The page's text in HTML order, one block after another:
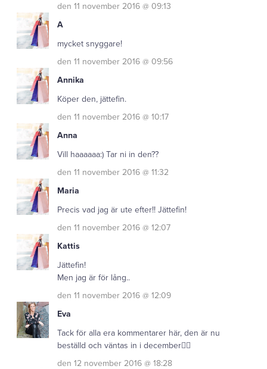
den 11 november 2016 @ 09:13
A
mycket snyggare!
den 11 november 2016 @ 09:56
Annika
Köper den, jättefin.
den 11 november 2016 @ 10:17
Anna
Vill haaaaaa:) Tar ni in den??
den 11 november 2016 @ 11:32
Maria
Precis vad jag är ute efter!! Jättefin!
den 11 november 2016 @ 12:07
Kattis
Jättefin!
Men jag är för lång..
den 11 november 2016 @ 12:09
Eva
Tack för alla era kommentarer här, den är nu
beställd och väntas in i december👍🏼
den 12 november 2016 @ 18:28